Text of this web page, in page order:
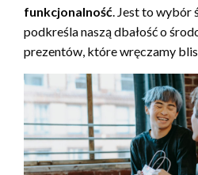
funkcjonalność. Jest to wybór
podkreśla naszą dbałość o
prezentów, które wręczamy